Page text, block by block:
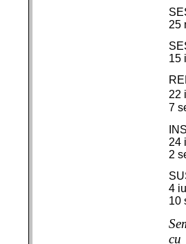
25
15
22
7
24
2
4
10
cu